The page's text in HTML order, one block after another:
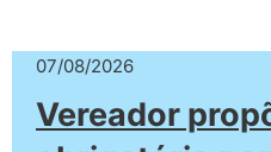
07/08/2026
Vereador